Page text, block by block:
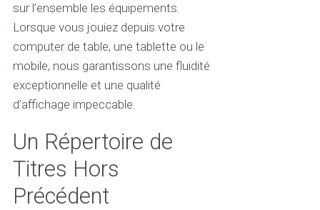
sur l’ensemble les équipements.
Lorsque vous jouiez depuis votre
computer de table, une tablette ou le
mobile, nous garantissons une fluidité
exceptionnelle et une qualité
d’affichage impeccable.
Un Répertoire de
Titres Hors
Précédent